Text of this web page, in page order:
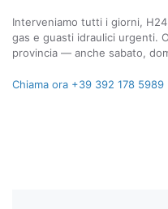
Interveniamo tutti i giorni,
gas e guasti idraulici urgenti.
provincia — anche sabato,
Chiama ora +39 392 178